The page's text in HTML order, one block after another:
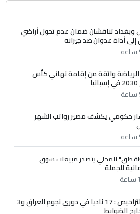
وبغداد تناقشان ضمان عدم تحول أراضي
إلى أداة عدوان ضد جيرانه
الرياضة واثقة من إقامة نهائي كأس
حكومي يكشف مصير رواتب الشهر
المحلي يتصدر مبيعات سوق
للجملة
لجنة التراخيص : 17 ناديا في دوري نجوم العراق و3
الضوابط